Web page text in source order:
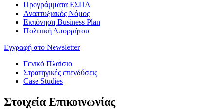
Προγράμματα ΕΣΠΑ
Αναπτυξιακός Νόμος
Εκπόνηση Business Plan
Πολιτική Απορρήτου
Εγγραφή στο Newsletter
Γενικό Πλαίσιο
Στρατηγικές επενδύσεις
Case Studies
Στοιχεία Επικοινωνίας